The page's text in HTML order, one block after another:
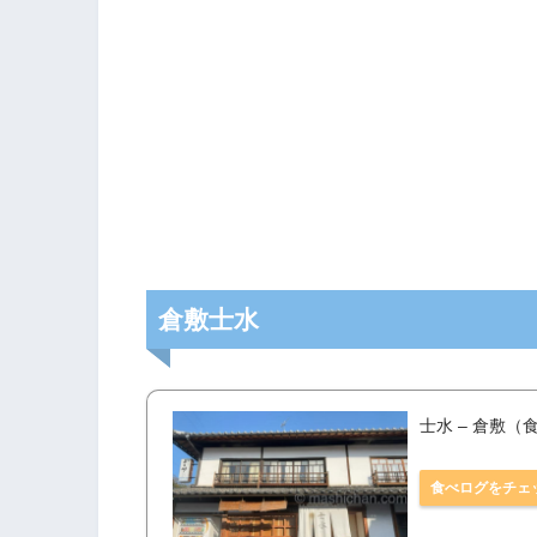
倉敷士水
士水 – 倉敷（食
食べログをチェ